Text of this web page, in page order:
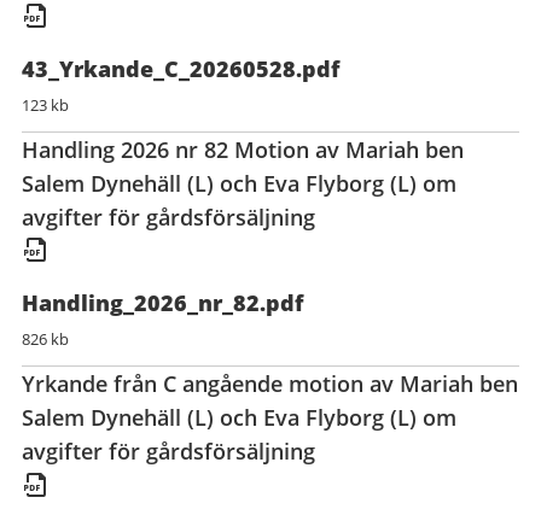
43_Yrkande_C_20260528.pdf
123 kb
Handling 2026 nr 82 Motion av Mariah ben
Salem Dynehäll (L) och Eva Flyborg (L) om
avgifter för gårdsförsäljning
Handling_2026_nr_82.pdf
826 kb
Yrkande från C angående motion av Mariah ben
Salem Dynehäll (L) och Eva Flyborg (L) om
avgifter för gårdsförsäljning